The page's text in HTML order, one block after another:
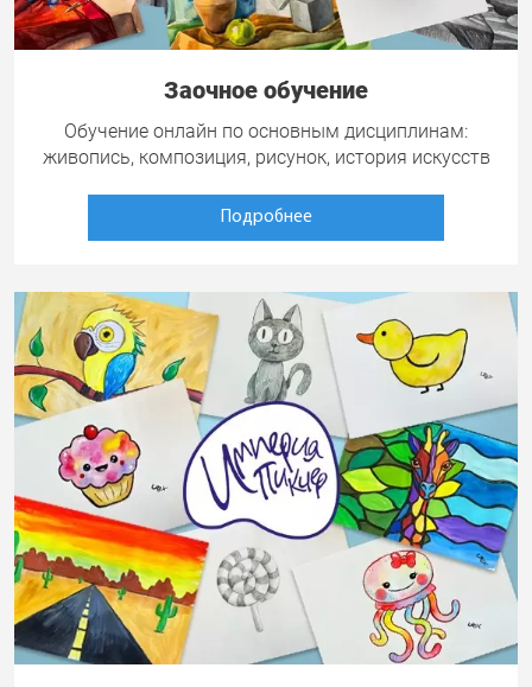
Заочное обучение
Обучение онлайн по основным дисциплинам:
живопись, композиция, рисунок, история искусств
Подробнее